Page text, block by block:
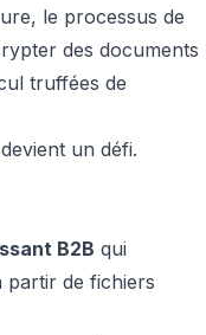
le processus de
des documents
truffées de
un défi.
B2B qui
partir de fichiers